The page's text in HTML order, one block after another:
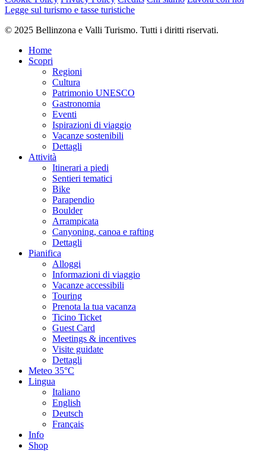
Legge sul turismo e tasse turistiche
© 2025 Bellinzona e Valli Turismo. Tutti i diritti riservati.
Home
Scopri
Regioni
Cultura
Patrimonio UNESCO
Gastronomia
Eventi
Ispirazioni di viaggio
Vacanze sostenibili
Dettagli
Attività
Itinerari a piedi
Sentieri tematici
Bike
Parapendio
Boulder
Arrampicata
Canyoning, canoa e rafting
Dettagli
Pianifica
Alloggi
Informazioni di viaggio
Vacanze accessibili
Touring
Prenota la tua vacanza
Ticino Ticket
Guest Card
Meetings & incentives
Visite guidate
Dettagli
Meteo 35°C
Lingua
Italiano
English
Deutsch
Français
Info
Shop